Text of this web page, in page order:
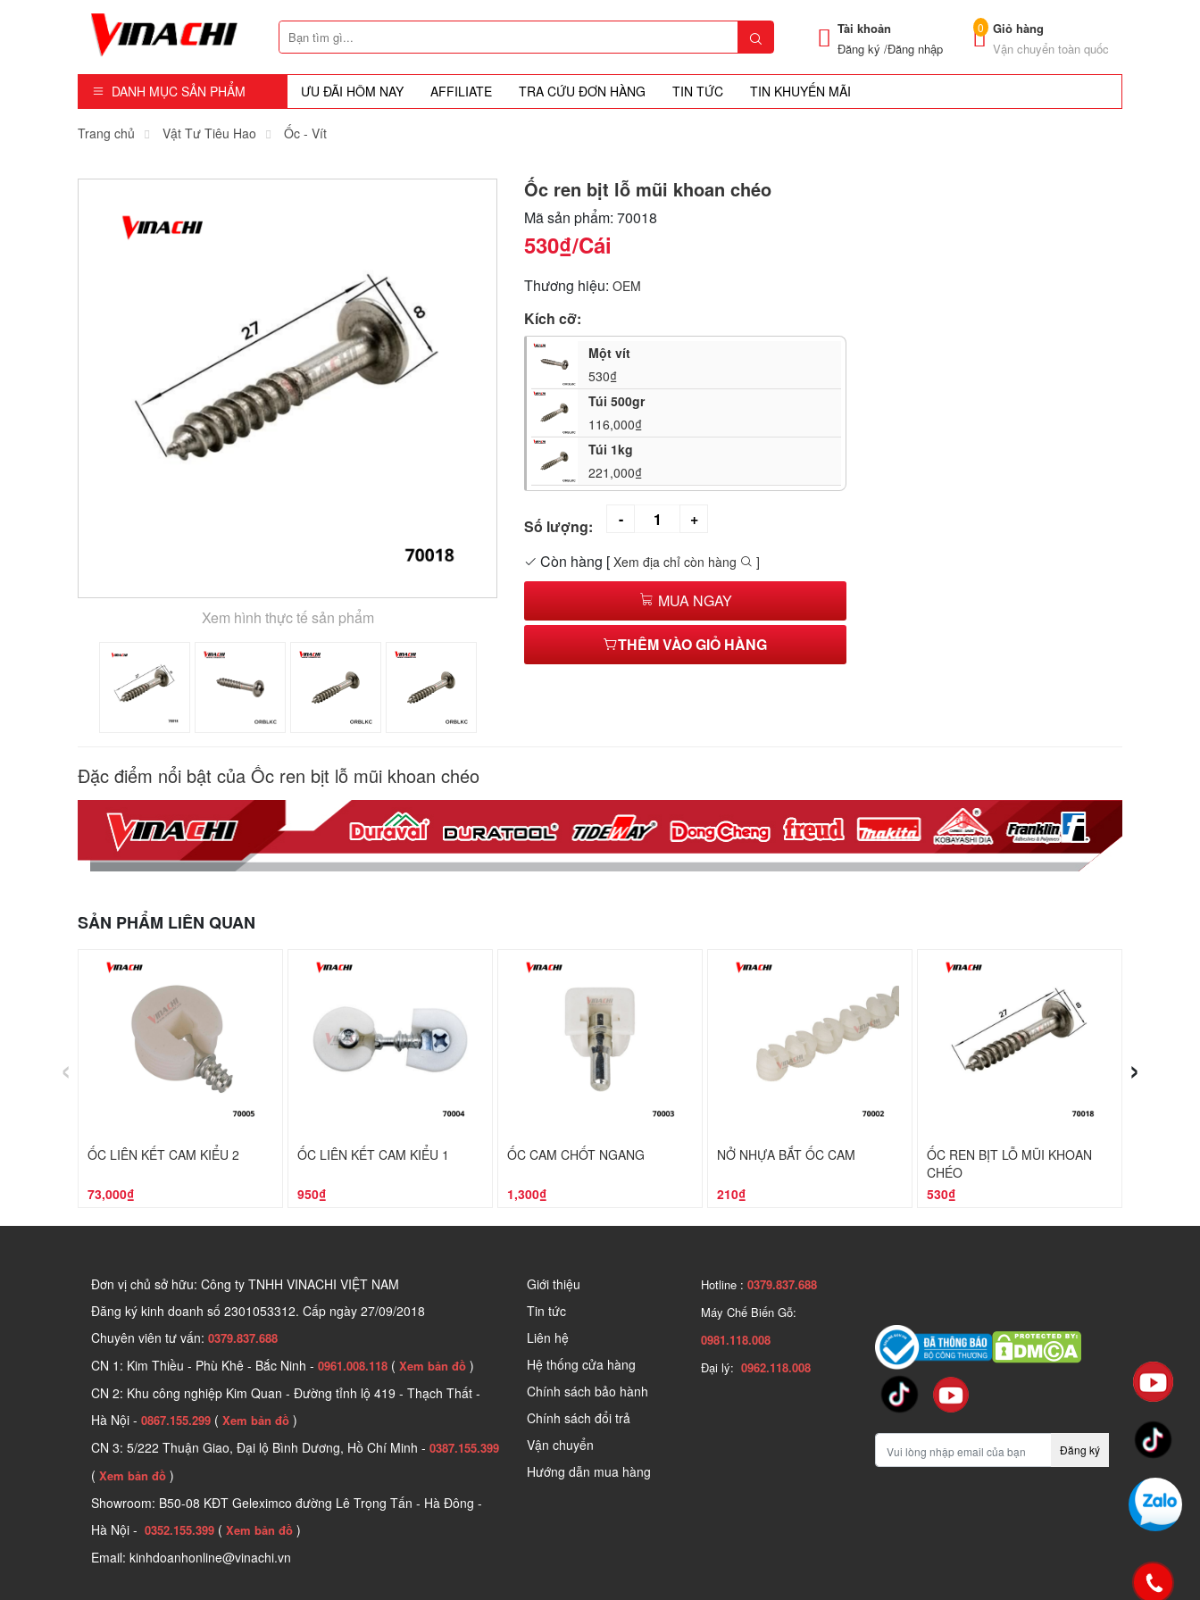
Tài khoản
Đăng ký /Đăng nhập
0
Giỏ hàng
Vận chuyển toàn quốc
DANH MỤC SẢN PHẨM ƯU ĐÃI HÔM NAY AFFILIATE TRA CỨU ĐƠN HÀNG TIN TỨC TIN KHUYẾN MÃI
Dụng Cụ - Công Cụ
Máy Cầm Tay
Khóa - Phụ Kiện Cửa
Trang chủ Vật Tư Tiêu Hao Ốc - Vít
Xem hình thực tế sản phẩm
Ốc ren bịt lỗ mũi khoan chéo
Mã sản phẩm: 70018
530₫/Cái
Thương hiệu: OEM
Kích cỡ:
Một vít
530₫
Túi 500gr
116,000₫
Túi 1kg
221,000₫
Số lượng:
Còn hàng [ Xem địa chỉ còn hàng ]
MUA NGAY
THÊM VÀO GIỎ HÀNG
Đặc điểm nổi bật của Ốc ren bịt lỗ mũi khoan chéo
SẢN PHẨM LIÊN QUAN
ỐC LIÊN KẾT CAM KIỂU 2
73,000₫
ỐC LIÊN KẾT CAM KIỂU 1
950₫
ỐC CAM CHỐT NGANG
1,300₫
NỞ NHỰA BẮT ỐC CAM
210₫
ỐC REN BỊT LỖ MŨI KHOAN
CHÉO
530₫
‹ ›
Đơn vị chủ sở hữu: Công ty TNHH VINACHI VIỆT NAM
Đăng ký kinh doanh số 2301053312. Cấp ngày 27/09/2018
Chuyên viên tư vấn: 0379.837.688
CN 1: Kim Thiều - Phù Khê - Bắc Ninh - 0961.008.118 ( Xem bản đồ )
CN 2: Khu công nghiệp Kim Quan - Đường tỉnh lộ 419 - Thạch Thất -
Hà Nội - 0867.155.299 ( Xem bản đồ )
CN 3: 5/222 Thuận Giao, Đại lộ Bình Dương, Hồ Chí Minh - 0387.155.399
( Xem bản đồ )
Showroom: B50-08 KĐT Geleximco đường Lê Trọng Tấn - Hà Đông -
Hà Nội - 0352.155.399 ( Xem bản đồ )
Email: kinhdoanhonline@vinachi.vn
Giới thiệu
Tin tức
Liên hệ
Hệ thống cửa hàng
Chính sách bảo hành
Chính sách đổi trả
Vận chuyển
Hướng dẫn mua hàng
Hotline : 0379.837.688
Máy Chế Biến Gỗ:
0981.118.008
Đại lý: 0962.118.008
Đăng ký